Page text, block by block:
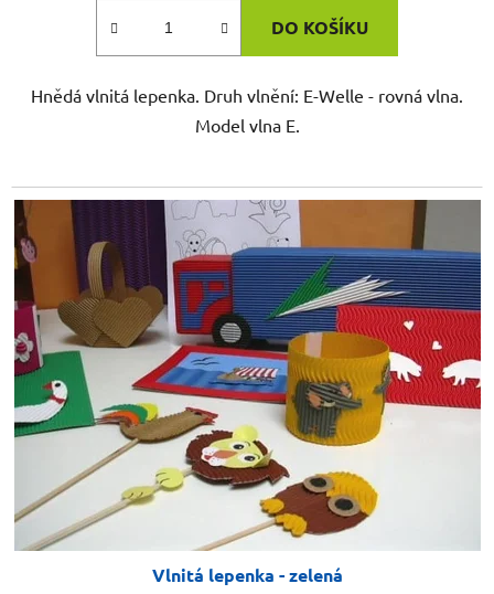
DO KOŠÍKU
Hnědá vlnitá lepenka. Druh vlnění: E-Welle - rovná vlna.
Model vlna E.
Vlnitá lepenka - zelená